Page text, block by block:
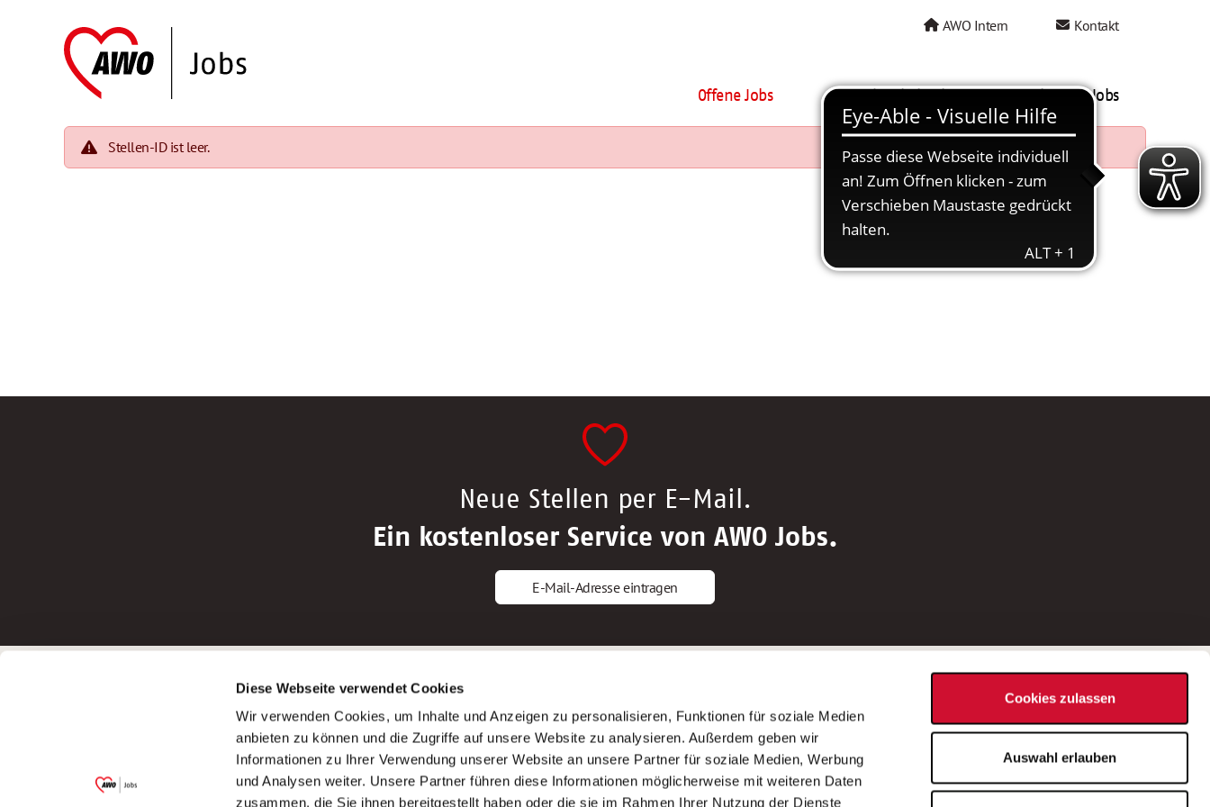
Diese Webseite verwendet Cookies
Wir verwenden Cookies, um Inhalte und Anzeigen zu personalisieren, Funktionen für soziale Medien
anbieten zu können und die Zugriffe auf unsere Website zu analysieren. Außerdem geben wir
Informationen zu Ihrer Verwendung unserer Website an unsere Partner für soziale Medien, Werbung
und Analysen weiter. Unsere Partner führen diese Informationen möglicherweise mit weiteren Daten
zusammen, die Sie ihnen bereitgestellt haben oder die sie im Rahmen Ihrer Nutzung der Dienste
Cookies zulassen
Auswahl erlauben
AWO Intern Kontakt
Offene Jobs AWO als Arbeitgeber Mein AWO Jobs
Stellen-ID ist leer.
Neue Stellen per E-Mail.
Ein kostenloser Service von AWO Jobs.
E-Mail-Adresse eintragen
Garitz Bewirtschaftungsbetriebe GmbH
(Ein Tochterunternehmen des AWO
Bezirksverbandes Unterfranken e.V.)
Bewerbungstipps
Bewerbung als Altenpfleger*in
Bewerbung als Krankenpfleger*in
Bewerbung als Altenpflegehelfer*in
Bewerbung als Erzieher*in
AWO Gliederungen nach Bundesland
Stellenangebote nach Bundesländern
Sitemap
Impressum
Datenschutz
Bei Fragen zu einer Stellenausschreibung
wenden Sie sich bitte an die*den in der
Stellenausschreibung genannte*n